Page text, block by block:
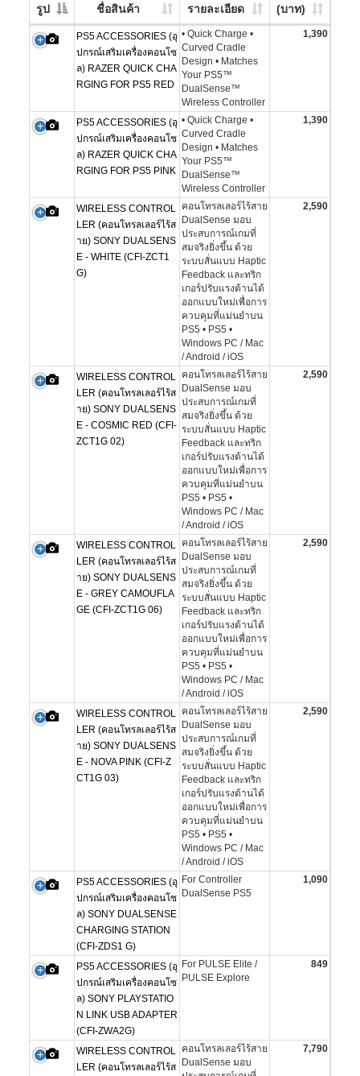
รูป ชื่อสินค้า รายละเอียด
(บาท)
PS5 ACCESSORIES (อุ
ปกรณ์เสริมเครื่องคอนโซ
ล) RAZER QUICK CHA
RGING FOR PS5 RED
• Quick Charge •
Curved Cradle
Design • Matches
Your PS5™
DualSense™
Wireless Controller
1,390
PS5 ACCESSORIES (อุ
ปกรณ์เสริมเครื่องคอนโซ
ล) RAZER QUICK CHA
RGING FOR PS5 PINK
• Quick Charge •
Curved Cradle
Design • Matches
Your PS5™
DualSense™
Wireless Controller
1,390
WIRELESS CONTROL
LER (คอนโทรลเลอร์ไร้ส
าย) SONY DUALSENS
E - WHITE (CFI-ZCT1
G)
คอนโทรลเลอร์ไร้สาย
DualSense มอบ
ประสบการณ์เกมที่
สมจริงยิ่งขึ้น ด้วย
ระบบสั่นแบบ Haptic
Feedback และทริก
เกอร์ปรับแรงต้านได้
ออกแบบใหม่เพื่อการ
ควบคุมที่แม่นยำบน
PS5 • PS5 •
Windows PC / Mac
/ Android / iOS
2,590
WIRELESS CONTROL
LER (คอนโทรลเลอร์ไร้ส
าย) SONY DUALSENS
E - COSMIC RED (CFI-
ZCT1G 02)
คอนโทรลเลอร์ไร้สาย
DualSense มอบ
ประสบการณ์เกมที่
สมจริงยิ่งขึ้น ด้วย
ระบบสั่นแบบ Haptic
Feedback และทริก
เกอร์ปรับแรงต้านได้
ออกแบบใหม่เพื่อการ
ควบคุมที่แม่นยำบน
PS5 • PS5 •
Windows PC / Mac
/ Android / iOS
2,590
WIRELESS CONTROL
LER (คอนโทรลเลอร์ไร้ส
าย) SONY DUALSENS
E - GREY CAMOUFLA
GE (CFI-ZCT1G 06)
คอนโทรลเลอร์ไร้สาย
DualSense มอบ
ประสบการณ์เกมที่
สมจริงยิ่งขึ้น ด้วย
ระบบสั่นแบบ Haptic
Feedback และทริก
เกอร์ปรับแรงต้านได้
ออกแบบใหม่เพื่อการ
ควบคุมที่แม่นยำบน
PS5 • PS5 •
Windows PC / Mac
/ Android / iOS
2,590
WIRELESS CONTROL
LER (คอนโทรลเลอร์ไร้ส
าย) SONY DUALSENS
E - NOVA PINK (CFI-Z
CT1G 03)
คอนโทรลเลอร์ไร้สาย
DualSense มอบ
ประสบการณ์เกมที่
สมจริงยิ่งขึ้น ด้วย
ระบบสั่นแบบ Haptic
Feedback และทริก
เกอร์ปรับแรงต้านได้
ออกแบบใหม่เพื่อการ
ควบคุมที่แม่นยำบน
PS5 • PS5 •
Windows PC / Mac
/ Android / iOS
2,590
PS5 ACCESSORIES (อุ
ปกรณ์เสริมเครื่องคอนโซ
ล) SONY DUALSENSE
CHARGING STATION
(CFI-ZDS1 G)
For Controller
DualSense PS5
1,090
PS5 ACCESSORIES (อุ
ปกรณ์เสริมเครื่องคอนโซ
ล) SONY PLAYSTATIO
N LINK USB ADAPTER
(CFI-ZWA2G)
For PULSE Elite /
PULSE Explore
849
WIRELESS CONTROL
LER (คอนโทรลเลอร์ไร้ส
คอนโทรลเลอร์ไร้สาย
DualSense มอบ
7,790